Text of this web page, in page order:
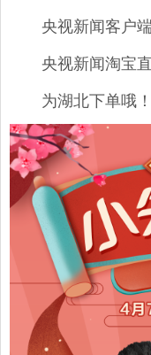
央视新闻客户
央视新闻淘宝
为湖北下单哦！